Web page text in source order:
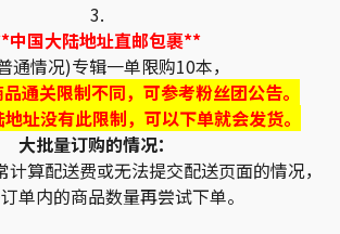
3.
中国大陆地址直邮包裹**
通情况)专辑一单限购10本，
通关限制不同，可参考粉丝团公告。
址没有此限制，可以下单就会发货。
大批量订购的情况：
算配送费或无法提交配送页面的情况，
单内的商品数量再尝试下单。